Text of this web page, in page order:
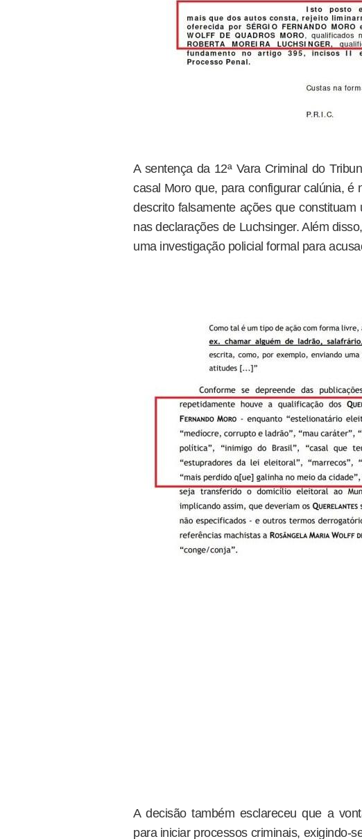
A sentença da 12ª Vara Criminal do
casal Moro que, para configurar calúnia,
descrito falsamente ações que
nas declarações de Luchsinger. Além
uma investigação policial formal para
A decisão também esclareceu que a
para iniciar processos criminais, exigindo-